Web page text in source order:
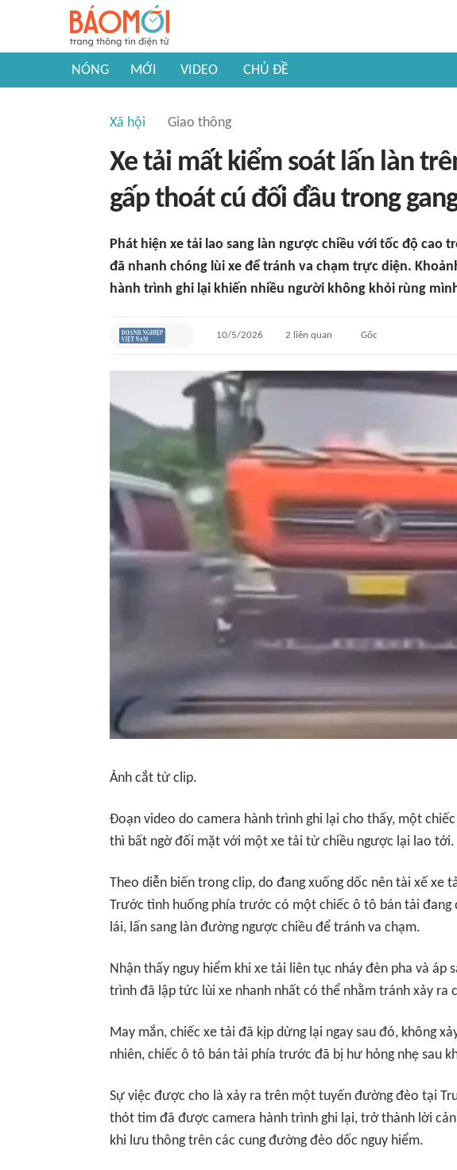
NÓNG MỚI VIDEO CHỦ ĐỀ
Xã hội Giao thông
Xe tải mất kiểm soát lấn làn
gấp thoát cú đối đầu trong
Phát hiện xe tải lao sang làn ngược chiều với tốc độ cao
đã nhanh chóng lùi xe để tránh va chạm trực diện.
hành trình ghi lại khiến nhiều người không khỏi rùng
10/5/2026 2 liên quan Gốc
Ảnh cắt từ clip.
Đoạn video do camera hành trình ghi lại cho thấy, một
thì bất ngờ đối mặt với một xe tải từ chiều ngược lại lao tới.
Theo diễn biến trong clip, do đang xuống dốc nên tài xế xe
Trước tình huống phía trước có một chiếc ô tô bán tải đang
lái, lấn sang làn đường ngược chiều để tránh va chạm.
Nhận thấy nguy hiểm khi xe tải liên tục nháy đèn pha và áp
trình đã lập tức lùi xe nhanh nhất có thể nhằm tránh xảy ra
May mắn, chiếc xe tải đã kịp dừng lại ngay sau đó, không
nhiên, chiếc ô tô bán tải phía trước đã bị hư hỏng nhẹ sau
Sự việc được cho là xảy ra trên một tuyến đường đèo tại
thót tim đã được camera hành trình ghi lại, trở thành lời
khi lưu thông trên các cung đường đèo dốc nguy hiểm.